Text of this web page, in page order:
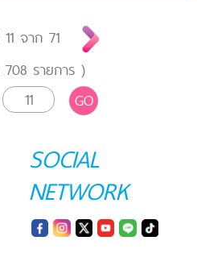
11จาก 71
708รายการ )
GO
SOCIAL
NETWORK